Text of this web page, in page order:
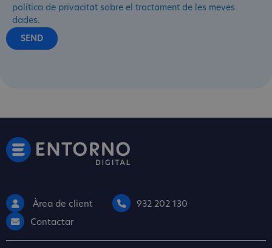
política de privacitat sobre el tractament de les meves
dades.
Àrea de client
932 202 130
Contactar